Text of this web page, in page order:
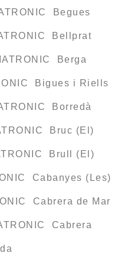
Begues
Bellprat
Berga
Bigues i Riells
Borredà
Bruc (El)
Brull (El)
Cabanyes (Les)
Cabrera de Mar
Cabrera